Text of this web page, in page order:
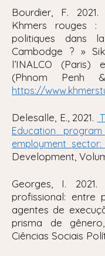
Bourdier, F.
Khmers rouges :
politiques dans
Cambodge ? »
l’INALCO
(Phnom Penh
https://
Delesalle, E., 2021.
Education
employment
Development ,
Georges, I.
profissional: entre
agentes de
prisma de
Ciências Sociais